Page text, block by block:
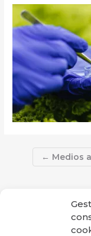
← Medios